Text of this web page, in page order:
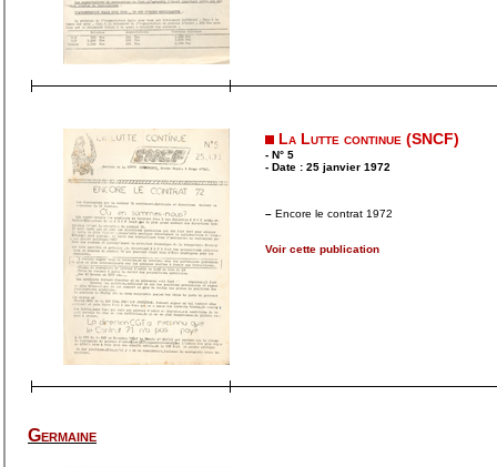
La Lutte continue (SNCF)
- N° 5
- Date : 25 janvier 1972
– Encore le contrat 1972
Voir cette publication
Germaine